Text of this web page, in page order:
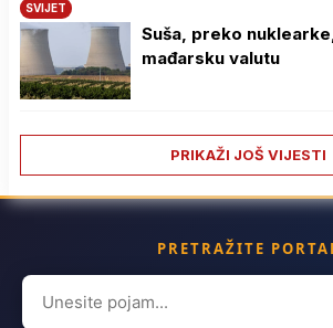
SVIJET
Suša, preko
mađarsku valutu
PRIKAŽI JOŠ VIJESTI
PRETRAŽITE
Search
for: